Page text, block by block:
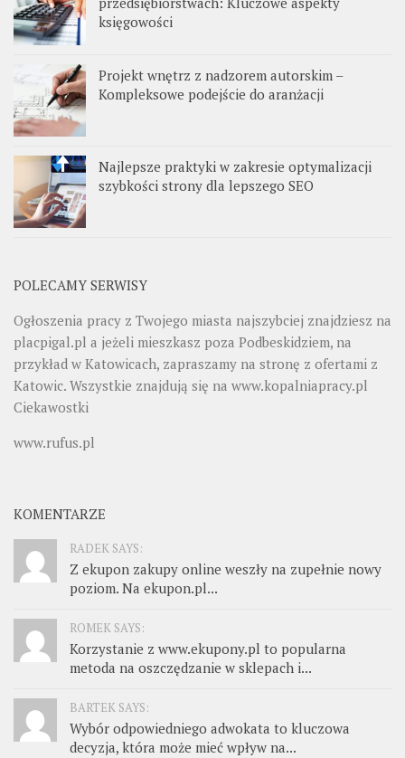
księgowości
Projekt wnętrz z nadzorem autorskim –
Kompleksowe podejście do aranżacji
Najlepsze praktyki w zakresie optymalizacji
szybkości strony dla lepszego SEO
POLECAMY SERWISY
Ogłoszenia pracy z Twojego miasta najszybciej znajdziesz na
placpigal.pl a jeżeli mieszkasz poza Podbeskidziem, na
przykład w Katowicach, zapraszamy na stronę z ofertami z
Katowic. Wszystkie znajdują się na www.kopalniapracy.pl
Ciekawostki
www.rufus.pl
KOMENTARZE
RADEK SAYS:
Z ekupon zakupy online weszły na zupełnie nowy
poziom. Na ekupon.pl...
ROMEK SAYS:
Korzystanie z www.ekupony.pl to popularna
metoda na oszczędzanie w sklepach i...
BARTEK SAYS:
Wybór odpowiedniego adwokata to kluczowa
decyzja, która może mieć wpływ na...